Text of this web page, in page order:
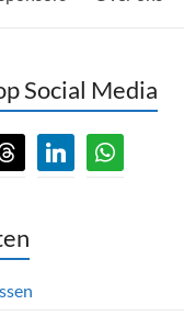
Social Media
linkedinwhatsapp